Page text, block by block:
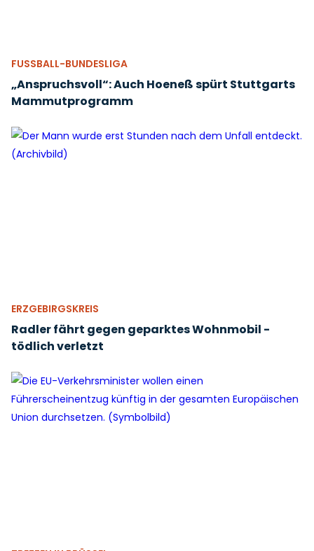
FUSSBALL-BUNDESLIGA
„Anspruchsvoll“: Auch Hoeneß spürt Stuttgarts
Mammutprogramm
ERZGEBIRGSKREIS
Radler fährt gegen geparktes Wohnmobil -
tödlich verletzt